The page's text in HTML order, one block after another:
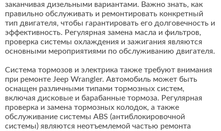
заканчивая дизельными вариантами. Важно знать, как
правильно обслуживать и ремонтировать конкретный
тип двигателя, чтобы гарантировать его долговечность и
эффективность. Регулярная замена масла и фильтров,
проверка системы охлаждения и зажигания являются
основными мероприятиями по обслуживанию двигателя.
Система тормозов и электрика также требуют внимания
при ремонте Jeep Wrangler. Автомобиль может быть
оснащен различными типами тормозных систем,
включая дисковые и барабанные тормоза. Регулярная
проверка и замена тормозных колодок, а также
обслуживание системы ABS (антиблокировочной
системы) являются неотъемлемой частью ремонта